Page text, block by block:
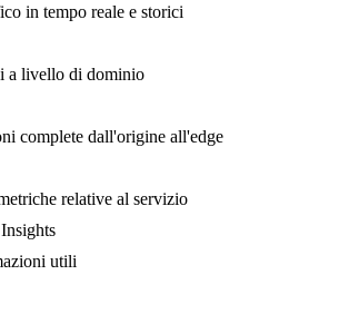
in tempo reale e storici
a livello di dominio
complete dall'origine all'edge
relative al servizio
utili